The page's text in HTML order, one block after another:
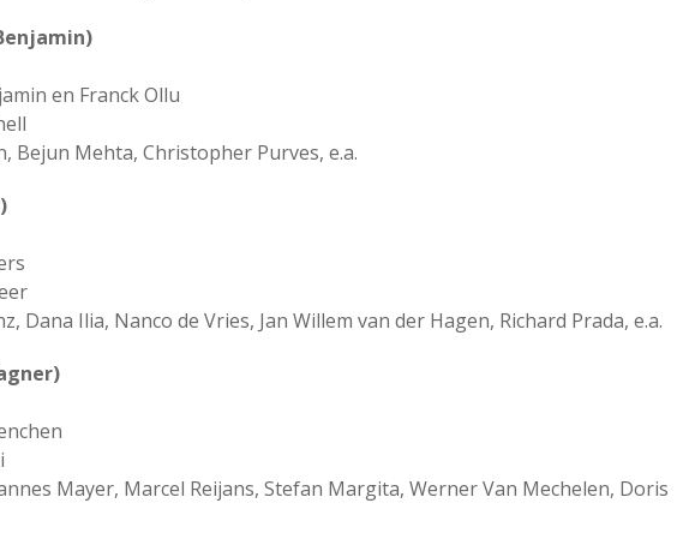
en Franck Ollu
Bejun Mehta, Christopher Purves, e.a.
Dana Ilia, Nanco de Vries, Jan Willem van der Hagen, Richard Prada, e.a.
Mayer, Marcel Reijans, Stefan Margita, Werner Van Mechelen, Doris